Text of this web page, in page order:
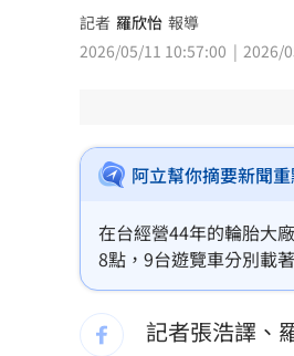
桃園聯隊奪世界
勞動部：Uber
斷交國200萬磅
新北待售餘屋萬
為5億商機翻臉
記者 羅欣怡 報導
2026/05/11 10:57:00
2026/
阿立幫你摘要新聞
在台經營44年的輪胎大
8點，9台遊覽車分別載
通報，「符合法定程序
記者張浩譯、